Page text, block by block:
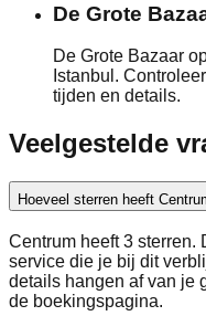
De Grote
De Grote Bazaar
Istanbul.
tijden en details.
Veelgestelde
Hoeveel sterren heeft
Centrum heeft 3 sterren.
service die je bij dit
details hangen af van je
de boekingspagina.